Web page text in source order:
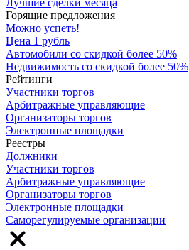
Лучшие сделки месяца
Горящие предложения
Можно успеть!
Цена 1 рубль
Автомобили со скидкой более 50%
Недвижимость со скидкой более 50%
Рейтинги
Участники торгов
Арбитражные управляющие
Организаторы торгов
Электронные площадки
Реестры
Должники
Участники торгов
Арбитражные управляющие
Организаторы торгов
Электронные площадки
Саморегулируемые организации